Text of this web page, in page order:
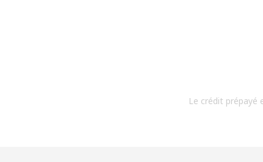
Le crédit prépayé